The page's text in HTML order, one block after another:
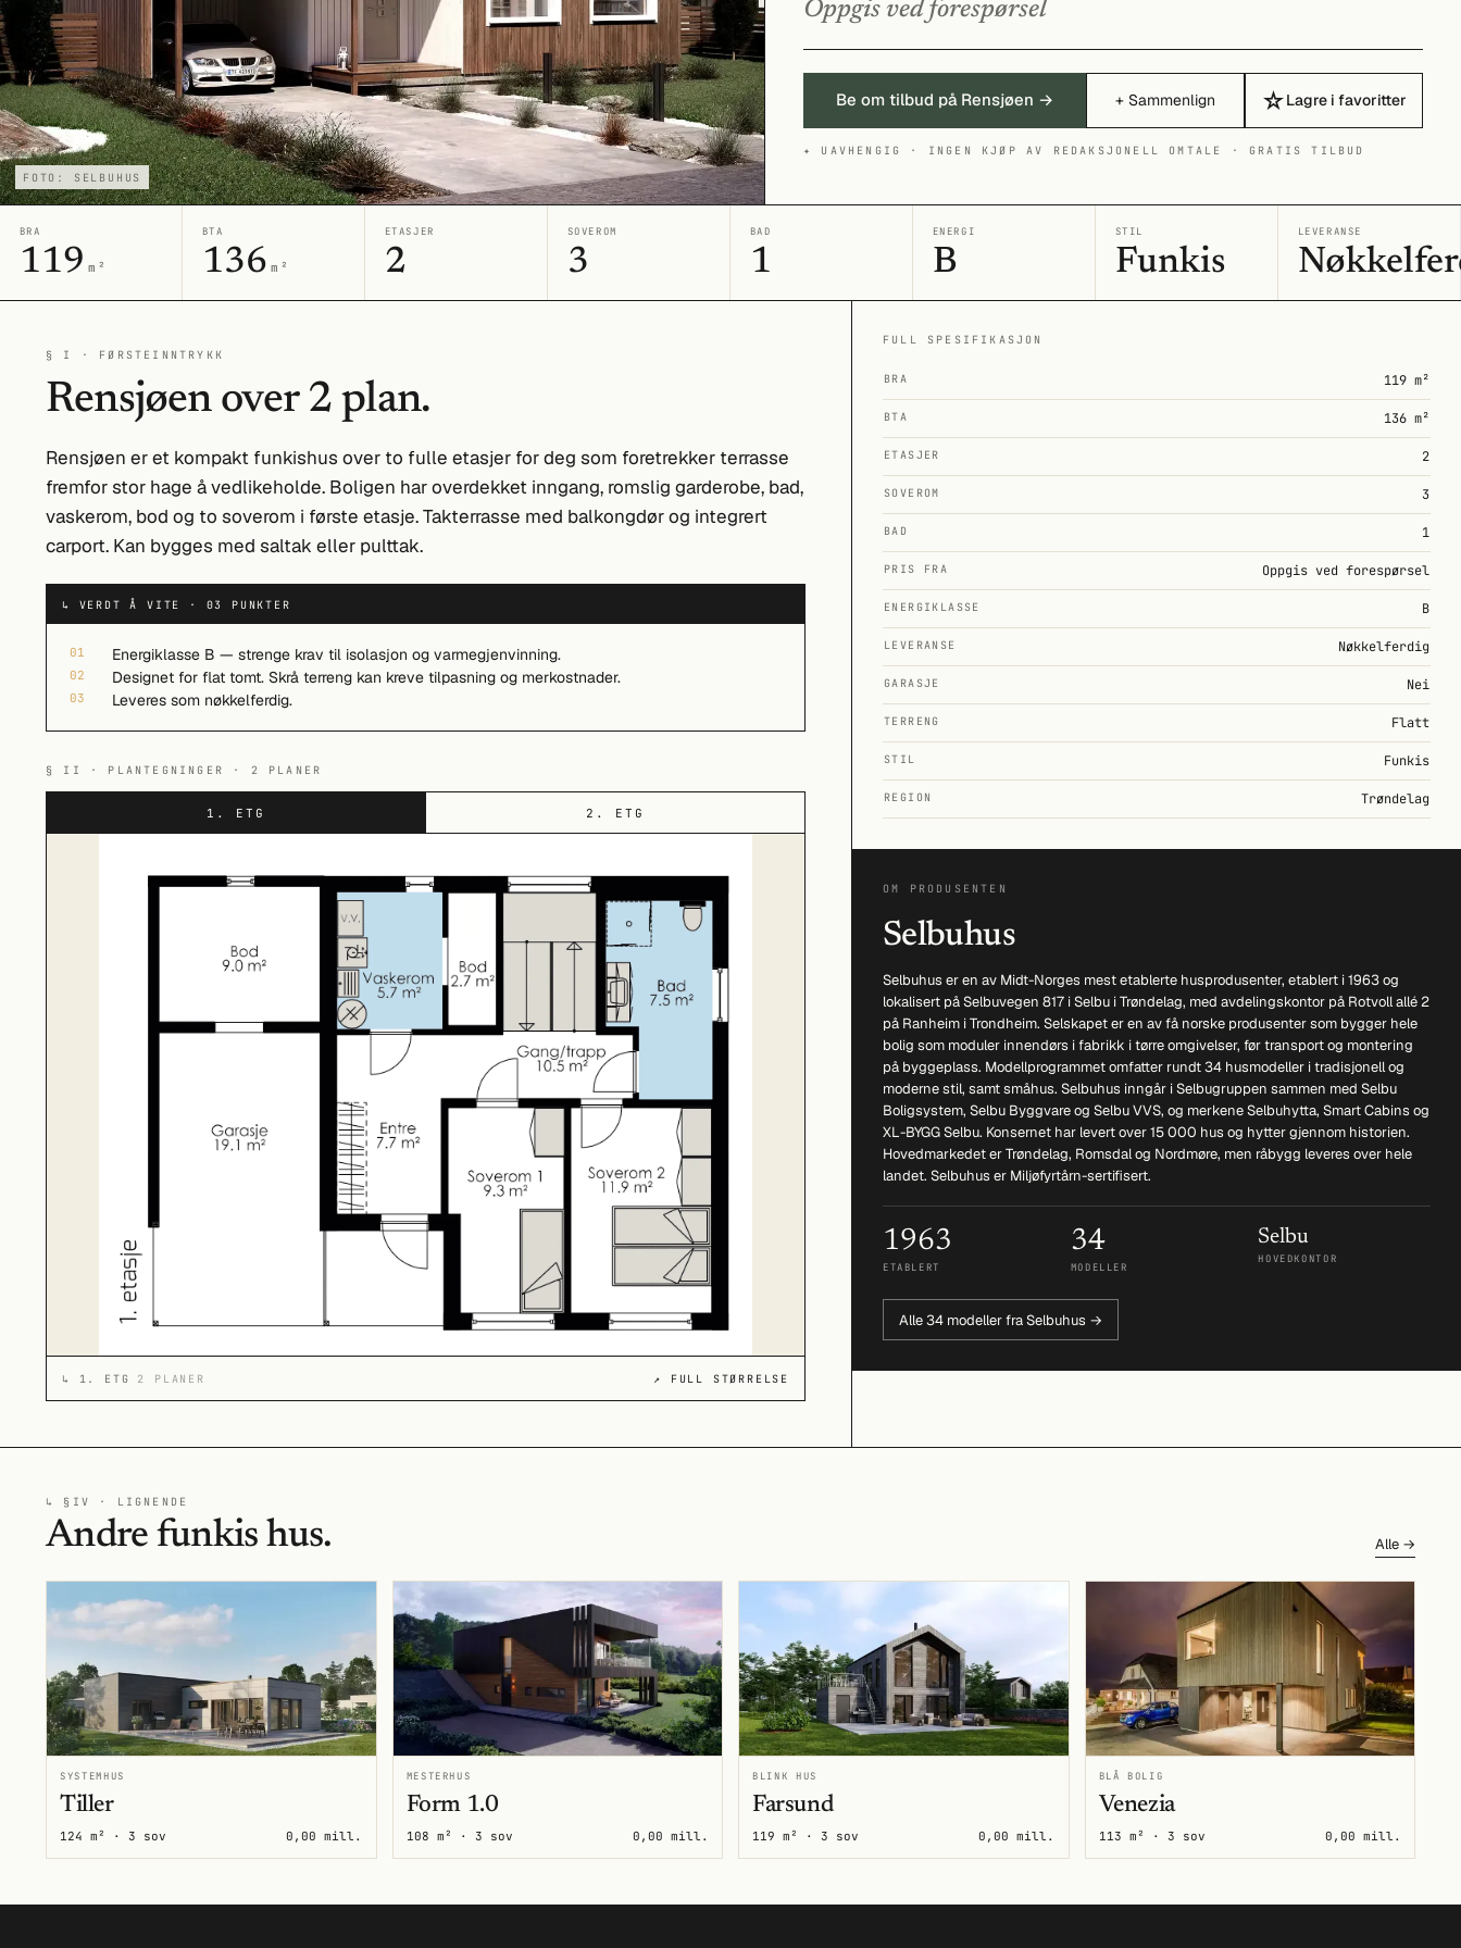
FOTO: SELBUHUS
Oppgis ved forespørsel
Be om tilbud på Rensjøen → + Sammenlign ☆Lagre i favoritter
✦ UAVHENGIG · INGEN KJØP AV REDAKSJONELL OMTALE · GRATIS TILBUD
BRA
119 m²
BTA
136 m²
ETASJER
2
SOVEROM
3
BAD
1
ENERGI
B
STIL
Funkis
LEVERANSE
§ I · FØRSTEINNTRYKK
Rensjøen over 2 plan.
Rensjøen er et kompakt funkishus over to fulle etasjer for deg som foretrekker terrasse
fremfor stor hage å vedlikeholde. Boligen har overdekket inngang, romslig garderobe, bad,
vaskerom, bod og to soverom i første etasje. Takterrasse med balkongdør og integrert
carport. Kan bygges med saltak eller pulttak.
↳ VERDT Å VITE · 03 PUNKTER
01 Energiklasse B — strenge krav til isolasjon og varmegjenvinning.
02 Designet for flat tomt. Skrå terreng kan kreve tilpasning og merkostnader.
03 Leveres som nøkkelferdig.
§ II · PLANTEGNINGER · 2 PLANER
1. ETG 2. ETG
↳ 1. ETG 2 PLANER ↗ FULL STØRRELSE
FULL SPESIFIKASJON
BRA 119 m²
BTA 136 m²
ETASJER 2
SOVEROM 3
BAD 1
PRIS FRA Oppgis ved forespørsel
ENERGIKLASSE B
LEVERANSE Nøkkelferdig
GARASJE Nei
TERRENG Flatt
STIL Funkis
REGION Trøndelag
OM PRODUSENTEN
Selbuhus
Selbuhus er en av Midt-Norges mest etablerte husprodusenter, etablert i 1963 og
lokalisert på Selbuvegen 817 i Selbu i Trøndelag, med avdelingskontor på Rotvoll allé 2
på Ranheim i Trondheim. Selskapet er en av få norske produsenter som bygger hele
bolig som moduler innendørs i fabrikk i tørre omgivelser, før transport og montering
på byggeplass. Modellprogrammet omfatter rundt 34 husmodeller i tradisjonell og
moderne stil, samt småhus. Selbuhus inngår i Selbugruppen sammen med Selbu
Boligsystem, Selbu Byggvare og Selbu VVS, og merkene Selbuhytta, Smart Cabins og
XL-BYGG Selbu. Konsernet har levert over 15 000 hus og hytter gjennom historien.
Hovedmarkedet er Trøndelag, Romsdal og Nordmøre, men råbygg leveres over hele
landet. Selbuhus er Miljøfyrtårn-sertifisert.
1963
ETABLERT
34
MODELLER
Selbu
HOVEDKONTOR
Alle 34 modeller fra Selbuhus →
↳ §IV · LIGNENDE
Andre funkis hus. Alle →
SYSTEMHUS
Tiller
124 m² · 3 sov 0,00 mill.
MESTERHUS
Form 1.0
108 m² · 3 sov 0,00 mill.
BLINK HUS
Farsund
119 m² · 3 sov 0,00 mill.
BLÅ BOLIG
Venezia
113 m² · 3 sov 0,00 mill.